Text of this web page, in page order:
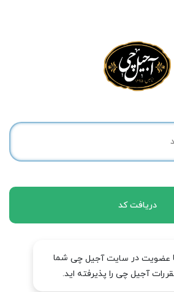
دریافت کد
عضویت در سایت آجیل چی شما
آجیل چی را پذیرفته اید.